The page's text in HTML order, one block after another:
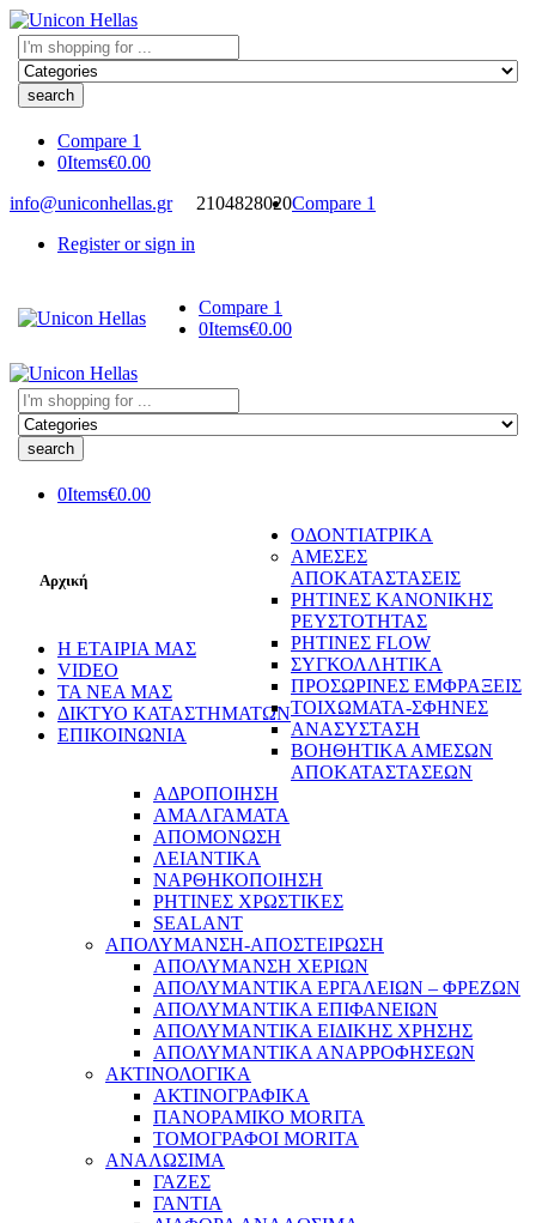
Search
here
Compare 1
0Items€0.00
info@uniconhellas.gr
2104828020Compare 1
Register or sign in
Compare 1
0Items€0.00
Search
here
0Items€0.00
Αρχική
Η ΕΤΑΙΡΙΑ ΜΑΣ
VIDEO
ΤΑ ΝΕΑ ΜΑΣ
ΔΙΚΤΥΟ ΚΑΤΑΣΤΗΜΑΤΩΝ
ΕΠΙΚΟΙΝΩΝΙΑ
ΟΔΟΝΤΙΑΤΡΙΚΑ
ΑΜΕΣΕΣ
ΑΠΟΚΑΤΑΣΤΑΣΕΙΣ
ΡΗΤΙΝΕΣ ΚΑΝΟΝΙΚΗΣ
ΡΕΥΣΤΟΤΗΤΑΣ
ΡΗΤΙΝΕΣ FLOW
ΣΥΓΚΟΛΛΗΤΙΚΑ
ΠΡΟΣΩΡΙΝΕΣ ΕΜΦΡΑΞΕΙΣ
ΤΟΙΧΩΜΑΤΑ-ΣΦΗΝΕΣ
ΑΝΑΣΥΣΤΑΣΗ
ΒΟΗΘΗΤΙΚΑ ΑΜΕΣΩΝ
ΑΠΟΚΑΤΑΣΤΑΣΕΩΝ
ΑΔΡΟΠΟΙΗΣΗ
ΑΜΑΛΓΑΜΑΤΑ
ΑΠΟΜΟΝΩΣΗ
ΛΕΙΑΝΤΙΚΑ
ΝΑΡΘΗΚΟΠΟΙΗΣΗ
ΡΗΤΙΝΕΣ ΧΡΩΣΤΙΚΕΣ
SEALANT
ΑΠΟΛΥΜΑΝΣΗ-ΑΠΟΣΤΕΙΡΩΣΗ
ΑΠΟΛΥΜΑΝΣΗ ΧΕΡΙΩΝ
ΑΠΟΛΥΜΑΝΤΙΚΑ ΕΡΓΑΛΕΙΩΝ – ΦΡΕΖΩΝ
ΑΠΟΛΥΜΑΝΤΙΚΑ ΕΠΙΦΑΝΕΙΩΝ
ΑΠΟΛΥΜΑΝΤΙΚΑ ΕΙΔΙΚΗΣ ΧΡΗΣΗΣ
ΑΠΟΛΥΜΑΝΤΙΚΑ ΑΝΑΡΡΟΦΗΣΕΩΝ
ΑΚΤΙΝΟΛΟΓΙΚΑ
ΑΚΤΙΝΟΓΡΑΦΙΚΑ
ΠΑΝΟΡΑΜΙΚΟ MORITA
ΤΟΜΟΓΡΑΦΟΙ MORITA
ΑΝΑΛΩΣΙΜΑ
ΓΑΖΕΣ
ΓΑΝΤΙΑ